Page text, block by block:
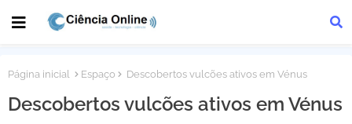
Página inicial Espaço Descobertos vulcões ativos em Vénus
Descobertos vulcões ativos em Vénus